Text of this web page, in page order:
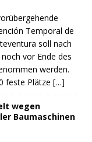
Temporal de
soll nach
vor Ende des
werden.
feste Plätze […]
wegen
Baumaschinen